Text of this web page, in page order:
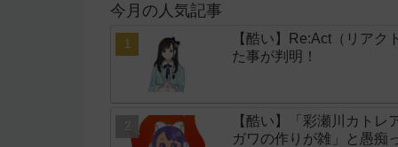
今月の人気記事
【酷い】Re:Act（リア
た事が判明！
【酷い】「彩瀬川カト
ガワの作りが雑」と愚痴